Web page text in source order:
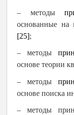
– методы
основанные на
[25];
–методы
основе теории
– методы
основе поиска
– методы